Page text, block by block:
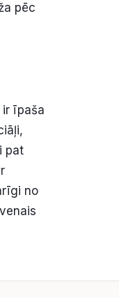
pēc
ir īpaša
pat
no